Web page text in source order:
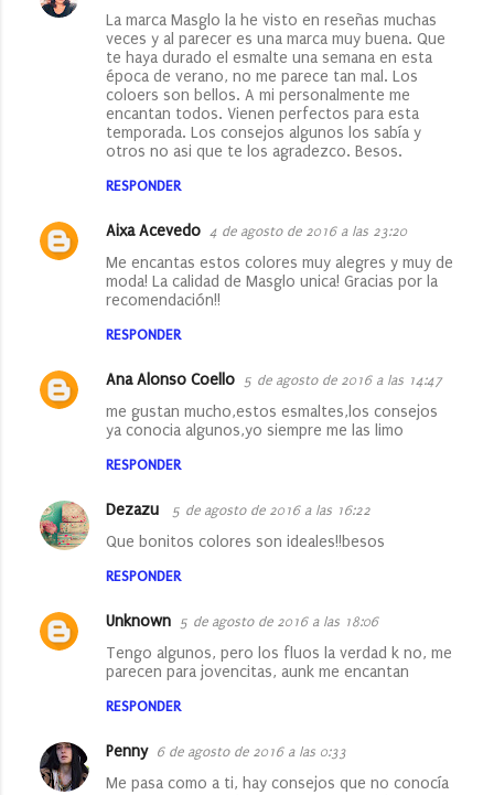
La marca Masglo la he visto en reseñas muchas
veces y al parecer es una marca muy buena. Que
te haya durado el esmalte una semana en esta
época de verano, no me parece tan mal. Los
coloers son bellos. A mi personalmente me
encantan todos. Vienen perfectos para esta
temporada. Los consejos algunos los sabía y
otros no asi que te los agradezco. Besos.
RESPONDER
Aixa Acevedo 4 de agosto de 2016 a las 23:20
Me encantas estos colores muy alegres y muy de
moda! La calidad de Masglo unica! Gracias por la
recomendación!!
RESPONDER
Ana Alonso Coello 5 de agosto de 2016 a las 14:47
me gustan mucho,estos esmaltes,los consejos
ya conocia algunos,yo siempre me las limo
RESPONDER
Dezazu 5 de agosto de 2016 a las 16:22
Que bonitos colores son ideales!!besos
RESPONDER
Unknown 5 de agosto de 2016 a las 18:06
Tengo algunos, pero los fluos la verdad k no, me
parecen para jovencitas, aunk me encantan
RESPONDER
Penny 6 de agosto de 2016 a las 0:33
Me pasa como a ti, hay consejos que no conocía